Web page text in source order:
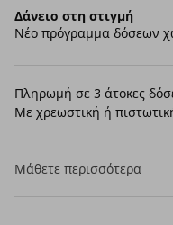
Δάνειο στη στιγμή
Νέο πρόγραμμα δόσεων
Πληρωμή σε 3 άτοκες
Με χρεωστική ή
Μάθετε περισσότερα